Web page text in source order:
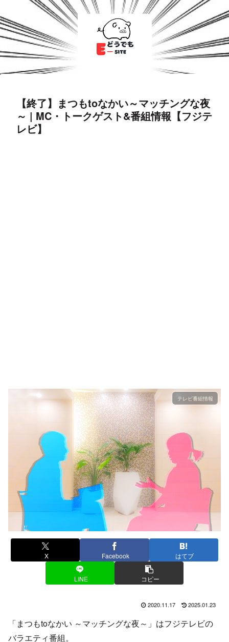
【終了】まつもtoなかい～マッチングな夜
～ | MC・トークゲスト&番組情報【フジテ
レビ】
テレビ番組情報
X Facebook はてブ
LINE コピー
2020.11.17 2025.01.23
「まつもtoなかい ～マッチングな夜～」はフジテレビの
バラエティ番組。